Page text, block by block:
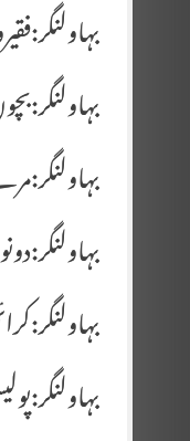
بہاولنگر:بچوں کی عمریں